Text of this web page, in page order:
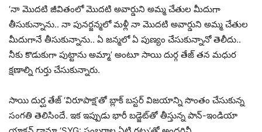
‘నా మొదటి జీవితంలో మొదటి అవార్డుని అమ్మ చేతుల మీదుగా
తీసుకున్నాను.. నా పునర్జన్మలో మళ్లీ నా మొదటి అవార్డుని అమ్మ చేతుల
మీదుగానే తీసుకున్నాను.. ఏ జన్మలో ఏ పుణ్యం చేసుకున్నానో తెలీదు..
నీకు కొడుకుగా పుట్టాను అమ్మా’ అంటూ సాయి దుర్గ తేజ్ తన మధుర
క్షణాల్ని గుర్తు చేసుకున్నారు.
సాయి దుర్ఘ తేజ్ ‘విరూపాక్ష’తో బ్లాక్ బస్టర్ విజయాన్ని సొంతం చేసుకున్న
సంగతి తెలిసిందే. ఇక ఇప్పుడు భారీ బడ్జెట్‌తో తీస్తున్న పాన్-ఇండియా